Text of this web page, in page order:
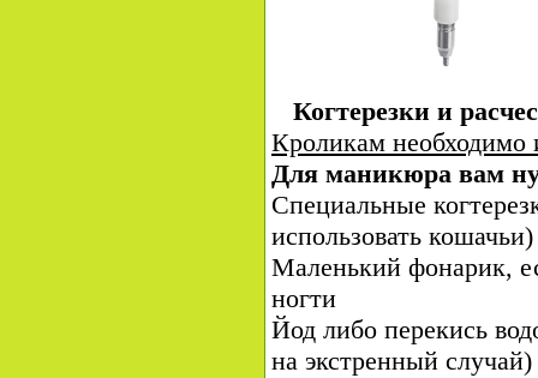
Когтерезки и
Кроликам необходимо
Для маникюра вам
Специальные
использовать кошачьи)
Маленький фонарик,
ногти
Йод либо перекись
на экстренный случай)